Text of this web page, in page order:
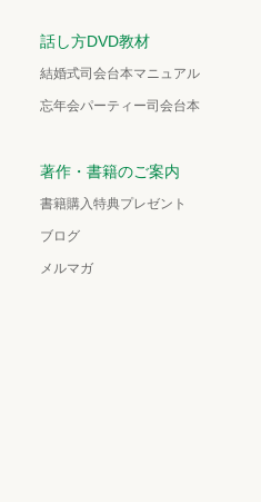
話し方DVD教材
結婚式司会台本マニュアル
忘年会パーティー司会台本
著作・書籍のご案内
書籍購入特典プレゼント
ブログ
メルマガ